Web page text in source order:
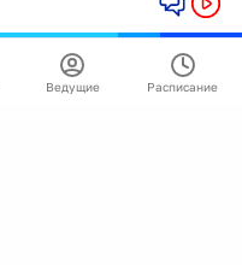
Ведущие Расписание